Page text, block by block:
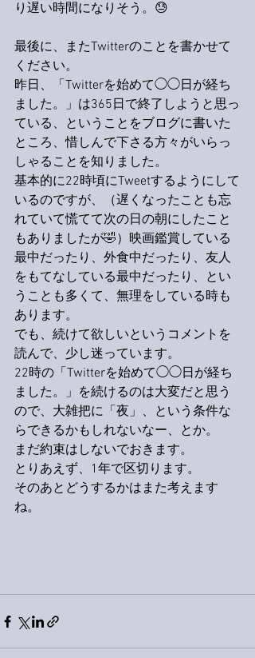
り遅い時間になりそう。😓
最後に、またTwitterのことを書かせて
ください。
昨日、「Twitterを始めて◯◯日が経ち
ました。」は365日で終了しようと思っ
ている、ということをブログに書いた
ところ、惜しんで下さる方々がいらっ
しゃることを知りました。
基本的に22時頃にTweetするようにして
いるのですが、（遅くなったことも忘
れていて慌てて次の日の朝にしたこと
もありましたが🤣）映画鑑賞している
最中だったり、外食中だったり、友人
をもてなしている最中だったり、とい
うことも多くて、無理をしている時も
あります。
でも、続けて欲しいというコメントを
読んで、少し迷っています。
22時の「Twitterを始めて◯◯日が経ち
ました。」を続けるのは大変だと思う
ので、大雑把に「夜」、という条件な
らできるかもしれないなー、とか。
まだ約束はしないでおきます。
とりあえず、1年で区切ります。
そのあとどうするかはまた考えます
ね。